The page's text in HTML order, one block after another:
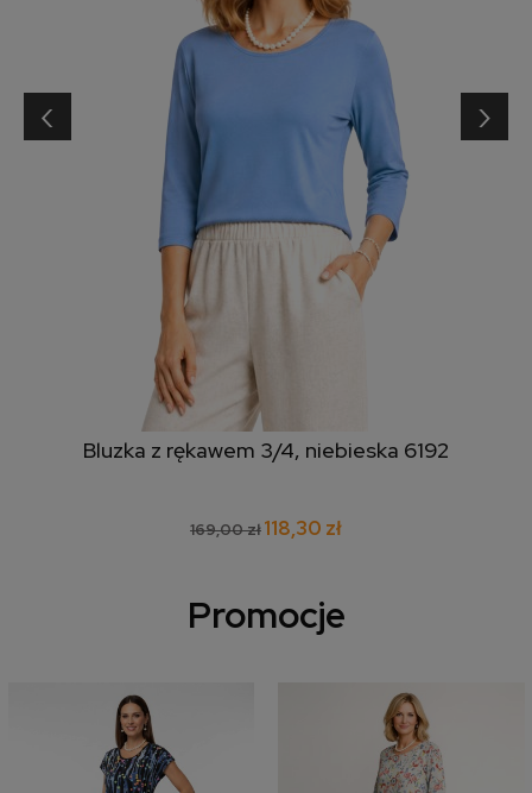
Bluzka z rękawem 3/4, niebieska 6192
169,00 zł118,30 zł
‹ ›
Promocje